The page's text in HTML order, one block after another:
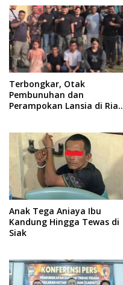
Terbongkar, Otak
Pembunuhan dan
Perampokan Lansia di Riau
Siri
Anak Tega Aniaya Ibu
Kandung Hingga Tewas di
Siak